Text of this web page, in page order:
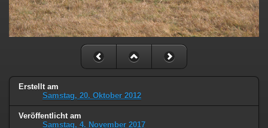
Erstellt am
Samstag, 20. Oktober 2012
Veröffentlicht am
Samstag, 4. November 2017